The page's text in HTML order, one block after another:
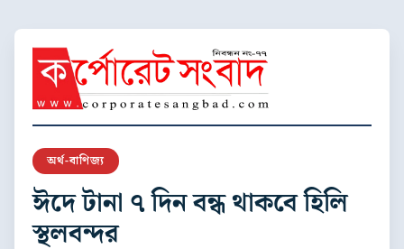
অর্থ-বাণিজ্য
ঈদে টানা ৭ দিন বন্ধ থাকবে হিলি
স্থলবন্দর